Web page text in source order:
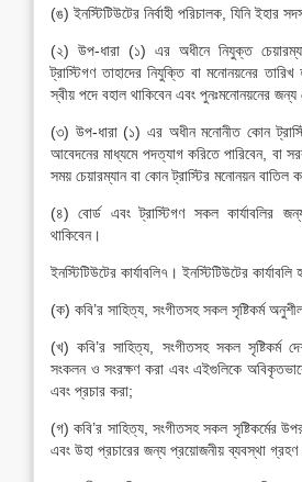
(ঙ) ইনস্টিটিউটের নির্বাহী পরিচালক, যিনি ইহার
(২) উপ-ধারা (১) এর অধীনে নিযুক্ত
ট্রাস্টিগণ তাহাদের নিযুক্তি বা মনোনয়নের
স্বীয় পদে বহাল থাকিবেন এবং পুনঃমনোনয়নের
(৩) উপ-ধারা (১) এর অধীন মনোনীত কোন
আবেদনের মাধ্যমে পদত্যাগ করিতে পারিবেন, বা
সময় চেয়ারম্যান বা কোন ট্রাস্টির মনোনয়ন বাতিল
(৪) বোর্ড এবং ট্রাস্টিগণ সকল কার্যাবলির
থাকিবেন।
ইনস্টিটিউটের কার্যাবলি৭। ইনস্টিটিউটের
(ক) কবি’র সাহিত্য, সংগীতসহ সকল সৃষ্টিকর্ম
(খ) কবি’র সাহিত্য, সংগীতসহ সকল সৃষ্টিকর্ম
সংকলন ও সংরক্ষণ করা এবং এইগুলিকে
এবং প্রচার করা;
(গ) কবি’র সাহিত্য, সংগীতসহ সকল সৃষ্টিকর্মের
এবং উহা প্রচারের জন্য প্রয়োজনীয় ব্যবস্থা গ্রহণ